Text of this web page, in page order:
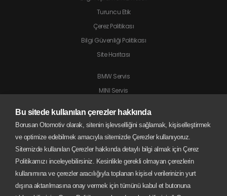
Bu sitede kullanılan çerezler hakkında
Borusan Otomotiv olarak, sitenin işlevselliğini sağlamak, kişiselleştirmek
ve optimize edebilmek amacıyla sitemizde Çerezler kullanıyoruz.
Sitemizde kullanılan Çerezler hakkında detaylı bilgi almak için Çerez
Politikamızı inceleyebilirsiniz. Kesinlikle gerekli olmayan çerezlerin
kullanımına ve çerezler aracılığıyla toplanan kişisel verilerinizin yurt
dışına aktarılmasına onay vermek için tümünü kabul et butonuna
Turuncu Etik
Çerez Politikası
Bilgi Güvenliği Politikası
Site Haritası
BMW Servis
MINI Servis
Land Rover Servis
BMW Motorrad Servis